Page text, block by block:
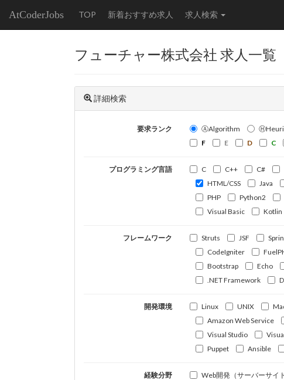
AtCoderJobs TOP 新着おすすめ求人 求人検索
フューチャー株式会社 求人一覧
詳細検索
要求ランク ⒶAlgorithm
F
E D C
プログラミング言語 C C++ C#
HTML/CSS
Java
PHP
Python2
Visual Basic
Kotlin
フレームワーク Struts JSF
CodeIgniter
Bootstrap
Echo
.NET Framework
開発環境 Linux UNIX
Amazon Web Service
Visual Studio
Puppet
Ansible
経験分野 Web開発（サーバーサイド